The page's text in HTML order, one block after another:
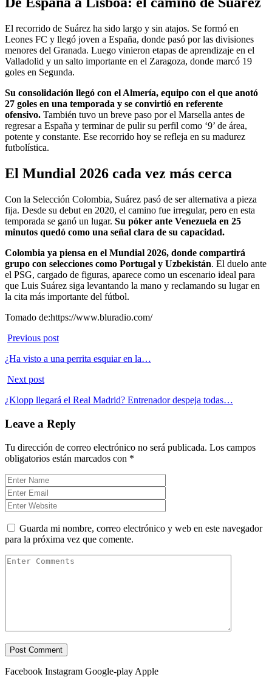
El recorrido de Suárez ha sido largo y sin atajos. Se formó en
Leones FC y llegó joven a España, donde pasó por las divisiones
menores del Granada. Luego vinieron etapas de aprendizaje en el
Valladolid y un salto importante en el Zaragoza, donde marcó 19
goles en Segunda.
Su consolidación llegó con el Almería, equipo con el que anotó
27 goles en una temporada y se convirtió en referente
ofensivo. También tuvo un breve paso por el Marsella antes de
regresar a España y terminar de pulir su perfil como ‘9’ de área,
potente y constante. Ese recorrido hoy se refleja en su madurez
futbolística.
El Mundial 2026 cada vez más cerca
Con la Selección Colombia, Suárez pasó de ser alternativa a pieza
fija. Desde su debut en 2020, el camino fue irregular, pero en esta
temporada se ganó un lugar. Su póker ante Venezuela en 25
minutos quedó como una señal clara de su capacidad.
Colombia ya piensa en el Mundial 2026, donde compartirá
grupo con selecciones como Portugal y Uzbekistán. El duelo ante
el PSG, cargado de figuras, aparece como un escenario ideal para
que Luis Suárez siga levantando la mano y reclamando su lugar en
la cita más importante del fútbol.
Tomado de:https://www.bluradio.com/
Previous post
¿Ha visto a una perrita esquiar en la…
Next post
¿Klopp llegará el Real Madrid? Entrenador despeja todas…
Leave a Reply
Tu dirección de correo electrónico no será publicada. Los campos
obligatorios están marcados con *
Guarda mi nombre, correo electrónico y web en este navegador
para la próxima vez que comente.
Facebook Instagram Google-play Apple